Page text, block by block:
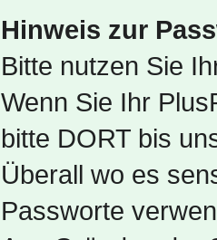
Hinweis zur
Bitte nutzen Sie
Wenn Sie Ihr
bitte DORT bis
Überall wo es
Passworte